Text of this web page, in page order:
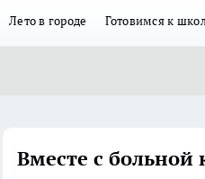
Лето в городе Готовимся к
Вместе с больной